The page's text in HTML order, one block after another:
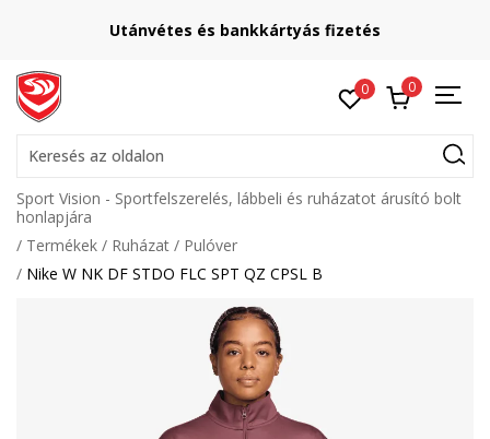
Utánvétes és bankkártyás fizetés
0 0
Keresés az oldalon
Sport Vision - Sportfelszerelés, lábbeli és ruházatot árusító bolt
honlapjára
Termékek
Ruházat
Pulóver
Nike W NK DF STDO FLC SPT QZ CPSL B